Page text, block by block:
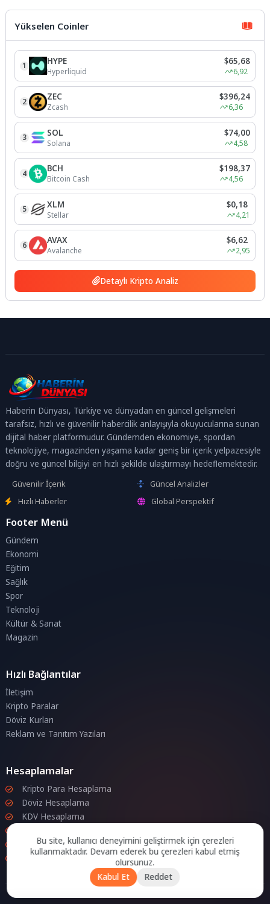
öğrencilerin eğitimlerine destek
olan uygulamalar...
Yükselen Coinler
1 HYPE
Hyperliquid
$65,68
6,92
2 ZEC
Zcash
$396,24
6,36
3 SOL
Solana
$74,00
4,58
4 BCH
Bitcoin Cash
$198,37
4,56
5 XLM
Stellar
$0,18
4,21
6 AVAX
Avalanche
$6,62
2,95
Detaylı Kripto Analiz
Haberin Dünyası, Türkiye ve dünyadan en güncel gelişmeleri
tarafsız, hızlı ve güvenilir habercilik anlayışıyla okuyucularına sunan
dijital haber platformudur. Gündemden ekonomiye, spordan
teknolojiye, magazinden yaşama kadar geniş bir içerik yelpazesiyle
doğru ve güncel bilgiyi en hızlı şekilde ulaştırmayı hedeflemektedir.
Güvenilir İçerik
Güncel Analizler
Hızlı Haberler
Global Perspektif
Footer Menü
Gündem
Ekonomi
Eğitim
Sağlık
Spor
Teknoloji
Kültür & Sanat
Magazin
Hızlı Bağlantılar
İletişim
Kripto Paralar
Döviz Kurları
Reklam ve Tanıtım Yazıları
Hesaplamalar
Kripto Para Hesaplama
Döviz Hesaplama
KDV Hesaplama
Zam Hesaplama
Bu site, kullanıcı deneyimini geliştirmek için çerezleri
kullanmaktadır. Devam ederek bu çerezleri kabul etmiş
olursunuz.
Kabul Et
Reddet